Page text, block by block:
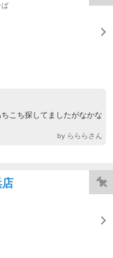
ば
こち探してましたがなかな
by らららさん
店